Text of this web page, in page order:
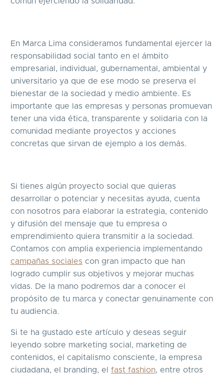
En Marca Lima consideramos fundamental ejercer la
responsabilidad social tanto en el ámbito
empresarial, individual, gubernamental, ambiental y
universitario ya que de ese modo se preserva el
bienestar de la sociedad y medio ambiente. Es
importante que las empresas y personas promuevan
tener una vida ética, transparente y solidaria con la
comunidad mediante proyectos y acciones
concretas que sirvan de ejemplo a los demás.
Si tienes algún proyecto social que quieras
desarrollar o potenciar y necesitas ayuda, cuenta
con nosotros para elaborar la estrategia, contenido
y difusión del mensaje que tu empresa o
emprendimiento quiera transmitir a la sociedad.
Contamos con amplia experiencia implementando
campañas sociales con gran impacto que han
logrado cumplir sus objetivos y mejorar muchas
vidas. De la mano podremos dar a conocer el
propósito de tu marca y conectar genuinamente con
tu audiencia.
Si te ha gustado este artículo y deseas seguir
leyendo sobre marketing social, marketing de
contenidos, el capitalismo consciente, la empresa
ciudadana, el branding, el fast fashion, entre otros